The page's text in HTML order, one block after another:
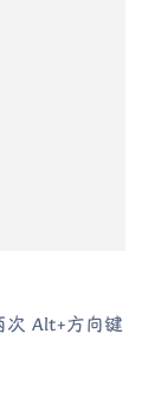
次 Alt+方向键